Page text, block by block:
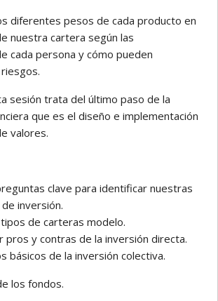
diferentes pesos de cada producto en
nuestra cartera según las
cada persona y cómo pueden
sesión trata del último paso de la
que es el diseño e implementación
valores.
clave para identificar nuestras
inversión.
de carteras modelo.
pros y contras de la inversión directa.
básicos de la inversión colectiva.
los fondos.